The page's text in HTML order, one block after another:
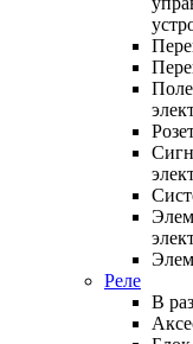
Реле
В